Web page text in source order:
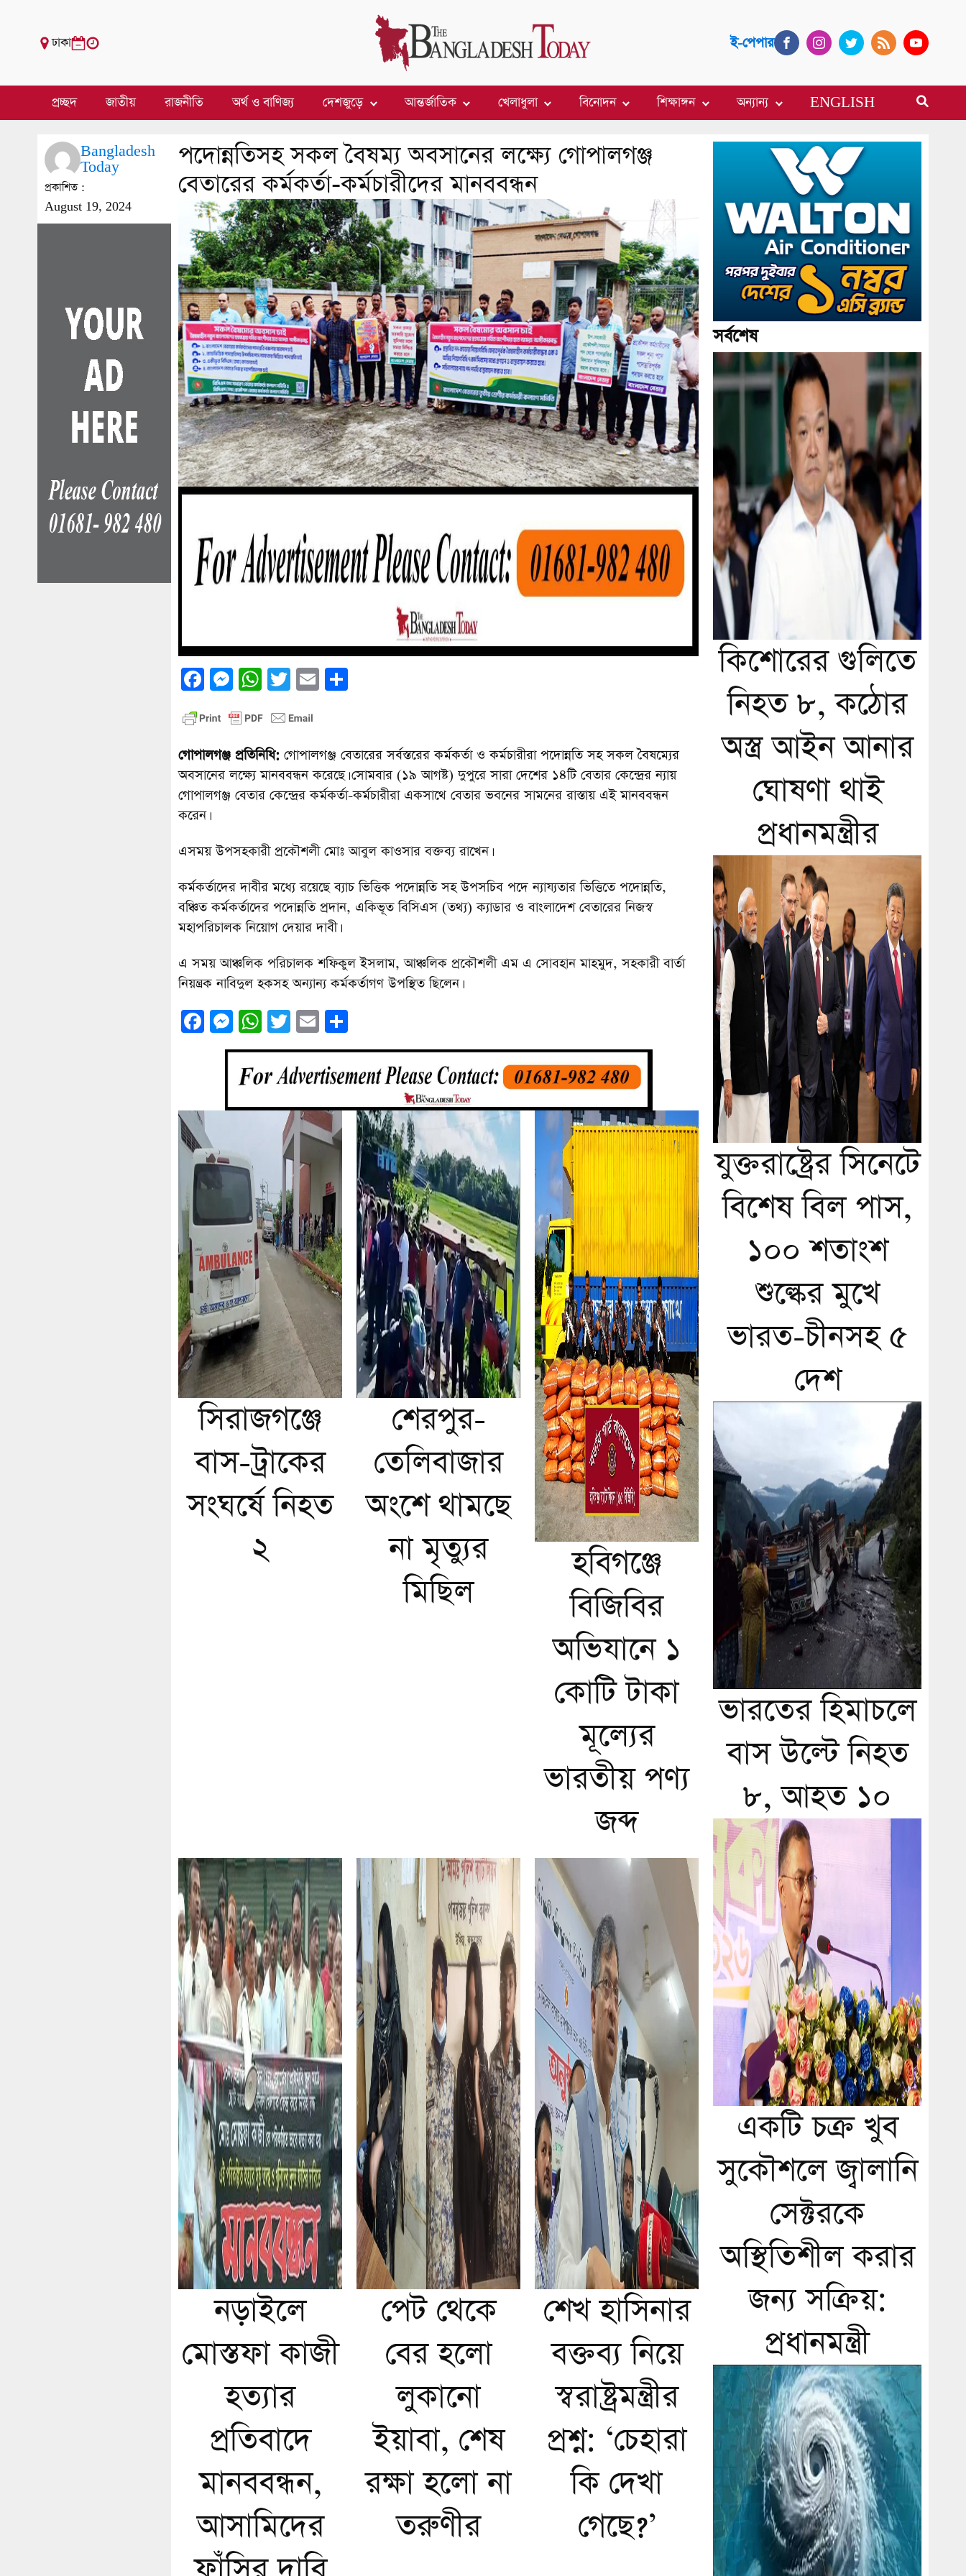
ঢাকা ই-পেপার
প্রচ্ছদ জাতীয় রাজনীতি অর্থ ও বাণিজ্য দেশজুড়ে আন্তর্জাতিক খেলাধুলা বিনোদন শিক্ষাঙ্গন অন্যান্য ENGLISH
Bangladesh
Today
প্রকাশিত :
August 19, 2024
পদোন্নতিসহ সকল বৈষম্য অবসানের লক্ষ্যে গোপালগঞ্জ
বেতারের কর্মকর্তা-কর্মচারীদের মানববন্ধন
Facebook
Messenger
WhatsApp
Twitter
Email
গোপালগঞ্জ প্রতিনিধি: গোপালগঞ্জ বেতারের সর্বস্তরের কর্মকর্তা ও কর্মচারীরা পদোন্নতি সহ সকল বৈষম্যের
অবসানের লক্ষ্যে মানববন্ধন করেছে। সোমবার (১৯ আগষ্ট) দুপুরে সারা দেশের ১৪টি বেতার কেন্দ্রের ন্যায়
গোপালগঞ্জ বেতার কেন্দ্রের কর্মকর্তা-কর্মচারীরা একসাথে বেতার ভবনের সামনের রাস্তায় এই মানববন্ধন
করেন।
এসময় উপসহকারী প্রকৌশলী মোঃ আবুল কাওসার বক্তব্য রাখেন।
কর্মকর্তাদের দাবীর মধ্যে রয়েছে ব্যাচ ভিত্তিক পদোন্নতি সহ উপসচিব পদে ন্যায্যতার ভিত্তিতে পদোন্নতি,
বঞ্চিত কর্মকর্তাদের পদোন্নতি প্রদান, একিভূত বিসিএস (তথ্য) ক্যাডার ও বাংলাদেশ বেতারের নিজস্ব
মহাপরিচালক নিয়োগ দেয়ার দাবী।
এ সময় আঞ্চলিক পরিচালক শফিকুল ইসলাম, আঞ্চলিক প্রকৌশলী এম এ সোবহান মাহমুদ, সহকারী বার্তা
নিয়ন্ত্রক নাবিদুল হকসহ অন্যান্য কর্মকর্তাগণ উপস্থিত ছিলেন।
Facebook
Messenger
WhatsApp
Twitter
Email
সিরাজগঞ্জে
বাস-ট্রাকের
সংঘর্ষে নিহত
২
শেরপুর-
তেলিবাজার
অংশে থামছে
না মৃত্যুর
মিছিল
হবিগঞ্জে
বিজিবির
অভিযানে ১
কোটি টাকা
মূল্যের
ভারতীয় পণ্য
জব্দ
নড়াইলে
মোস্তফা কাজী
হত্যার
প্রতিবাদে
মানববন্ধন,
আসামিদের
পেট থেকে
বের হলো
লুকানো
ইয়াবা, শেষ
রক্ষা হলো না
তরুণীর
শেখ হাসিনার
বক্তব্য নিয়ে
স্বরাষ্ট্রমন্ত্রীর
প্রশ্ন: ‘চেহারা
কি দেখা
গেছে?’
সর্বশেষ
কিশোরের গুলিতে
নিহত ৮, কঠোর
অস্ত্র আইন আনার
ঘোষণা থাই
প্রধানমন্ত্রীর
যুক্তরাষ্ট্রের সিনেটে
বিশেষ বিল পাস,
১০০ শতাংশ
শুল্কের মুখে
ভারত-চীনসহ ৫
দেশ
ভারতের হিমাচলে
বাস উল্টে নিহত
৮, আহত ১০
একটি চক্র খুব
সুকৌশলে জ্বালানি
সেক্টরকে
অস্থিতিশীল করার
জন্য সক্রিয়:
প্রধানমন্ত্রী